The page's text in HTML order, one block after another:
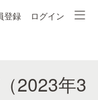
登録 ログイン
2023年3